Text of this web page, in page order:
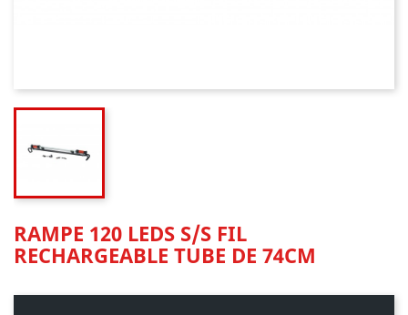
RAMPE 120 LEDS S/S FIL
RECHARGEABLE TUBE DE 74CM